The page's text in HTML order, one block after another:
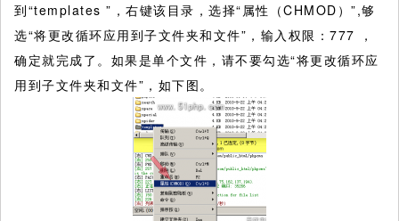
到“templates ”，右键该目录，选择“属性（CHMOD）”,够
选“将更改循环应用到子文件夹和文件”，输入权限：777 ，
确定就完成了。如果是单个文件，请不要勾选“将更改循环应
用到子文件夹和文件”，如下图。